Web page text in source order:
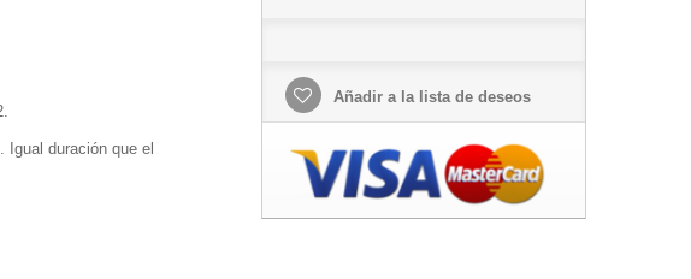
Igual duración que el
Añadir a la lista de deseos